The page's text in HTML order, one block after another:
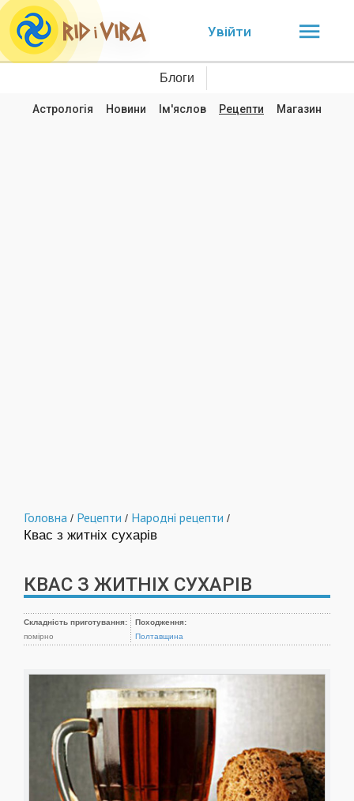
Увійти
Блоги
Астрологія Новини Ім'яслов Рецепти Магазин
Головна / Рецепти / Народні рецепти /
Квас з житніх сухарів
КВАС З ЖИТНІХ СУХАРІВ
Складність приготування:
помірно
Походження:
Полтавщина